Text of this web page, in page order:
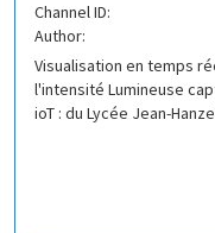
Channel ID:
Author:
Visualisation en temps
l'intensité Lumineuse
ioT : du Lycée Jean-